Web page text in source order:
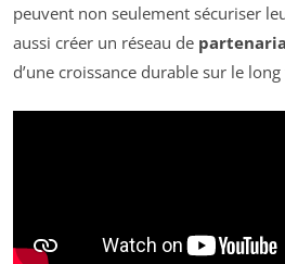
peuvent non seulement sécuriser
aussi créer un réseau de
d’une croissance durable sur le